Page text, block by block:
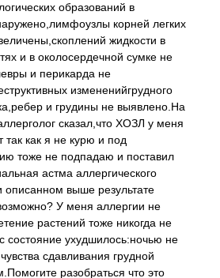
образований в
корней легких
жидкости в
и в околосердечной сумке не
и перикарда не
измененийгрудного
и грудины не выявлено.На
сказал,что ХОЗЛ у меня
как я не курю и под
тоже не подпадаю и поставил
астма аллергического
выше результате
У меня аллергии не
растений тоже никогда не
состояние ухудшилось:ночью не
сдавливания грудной
разобраться что это